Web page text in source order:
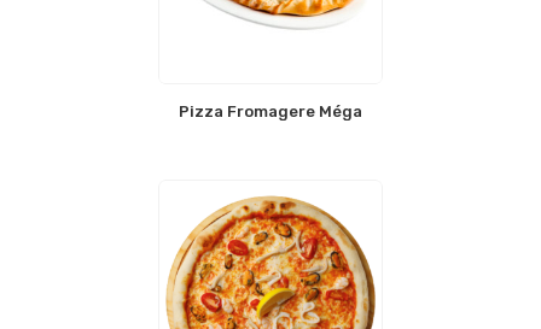
Pizza Fromagere Méga